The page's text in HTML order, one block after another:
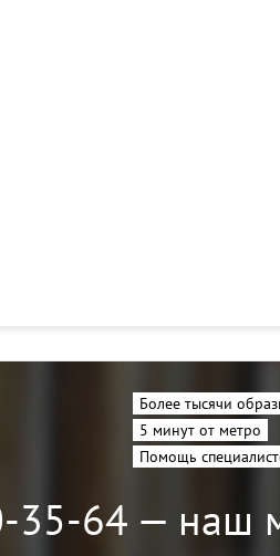
Более тысячи
5 минут от метро
Помощь
35-64 — наш